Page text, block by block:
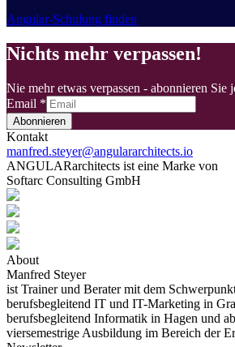
Angular-Schulung finden
Nichts mehr verpassen!
Nie mehr etwas verpassen - abonnieren Sie
Email *
Abonnieren
Kontakt
manfred.steyer@angulararchitects.io
ANGULARarchitects ist eine Marke von
Softarc Consulting GmbH
About
Manfred Steyer
ist Trainer und Berater mit dem
berufsbegleitend IT und IT-Marketing in
berufsbegleitend Informatik in Hagen und
viersemestrige Ausbildung im Bereich der